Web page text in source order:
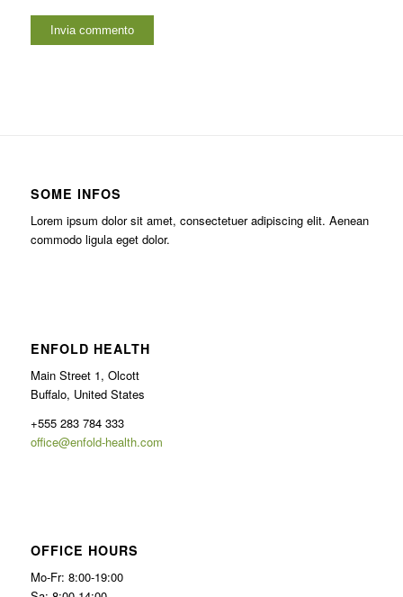
SOME INFOS
Lorem ipsum dolor sit amet, consectetuer adipiscing elit. Aenean
commodo ligula eget dolor.
ENFOLD HEALTH
Main Street 1, Olcott
Buffalo, United States
+555 283 784 333
office@enfold-health.com
OFFICE HOURS
Mo-Fr: 8:00-19:00